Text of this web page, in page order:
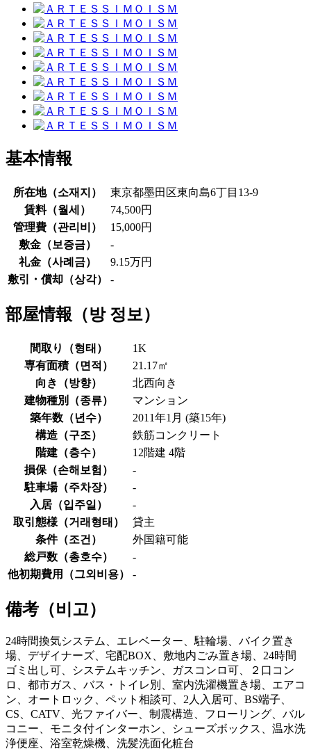
基本情報
所在地（소재지 ）
東京都墨田区東向島6丁目13-9
賃料（월세 ）
74,500円
管理費（관리비 ）
15,000円
敷金（보증금）
-
礼金（사례금）
9.15万円
敷引・償却（상각） -
部屋情報（방 정보）
間取り（형태 ）
1K
専有面積（면적 ）
21.17㎡
向き（방향）
北西向き
建物種別（종류）
マンション
築年数（년수）
2011年1月 (築15年)
構造（구조）
鉄筋コンクリート
階建（층수）
12階建 4階
損保（손해보험 ）
-
駐車場（주차장）
-
入居（입주일 ）
-
取引態様（거래형태 ）
貸主
条件（조건 ）
外国籍可能
総戸数（총호수）
-
他初期費用（그외비용） -
備考（비고）
24時間換気システム、エレベーター、駐輪場、バイク置き
場、デザイナーズ、宅配BOX、敷地内ごみ置き場、24時間
ゴミ出し可、システムキッチン、ガスコンロ可、２口コン
ロ、都市ガス、バス・トイレ別、室内洗濯機置き場、エアコ
ン、オートロック、ペット相談可、2人入居可、BS端子、
CS、CATV、光ファイバー、制震構造、フローリング、バル
コニー、モニタ付インターホン、シューズボックス、温水洗
浄便座、浴室乾燥機、洗髪洗面化粧台